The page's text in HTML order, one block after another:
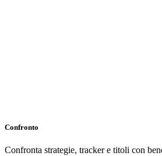
Confronto
Confronta strategie, tracker e titoli con